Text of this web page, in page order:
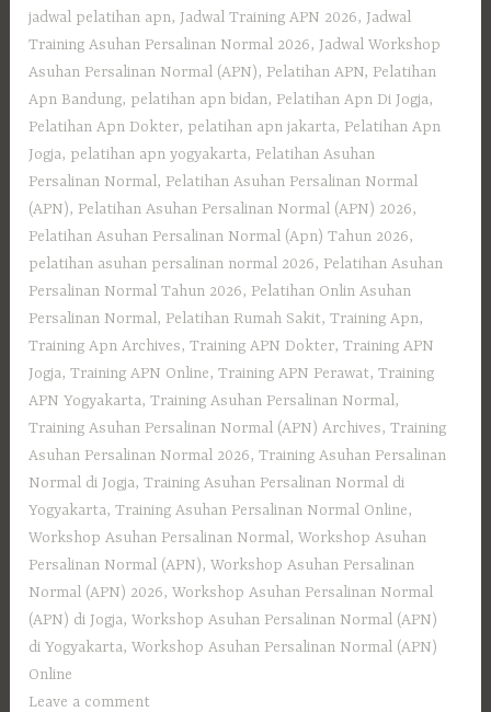
jadwal pelatihan apn, Jadwal Training APN 2026, Jadwal
Training Asuhan Persalinan Normal 2026, Jadwal Workshop
Asuhan Persalinan Normal (APN), Pelatihan APN, Pelatihan
Apn Bandung, pelatihan apn bidan, Pelatihan Apn Di Jogja,
Pelatihan Apn Dokter, pelatihan apn jakarta, Pelatihan Apn
Jogja, pelatihan apn yogyakarta, Pelatihan Asuhan
Persalinan Normal, Pelatihan Asuhan Persalinan Normal
(APN), Pelatihan Asuhan Persalinan Normal (APN) 2026,
Pelatihan Asuhan Persalinan Normal (Apn) Tahun 2026,
pelatihan asuhan persalinan normal 2026, Pelatihan Asuhan
Persalinan Normal Tahun 2026, Pelatihan Onlin Asuhan
Persalinan Normal, Pelatihan Rumah Sakit,Training Apn,
Training Apn Archives,Training APN Dokter,Training APN
Jogja,Training APN Online,Training APN Perawat,Training
APN Yogyakarta,Training Asuhan Persalinan Normal,
Training Asuhan Persalinan Normal (APN) Archives,Training
Asuhan Persalinan Normal 2026,Training Asuhan Persalinan
Normal di Jogja,Training Asuhan Persalinan Normal di
Yogyakarta,Training Asuhan Persalinan Normal Online,
Workshop Asuhan Persalinan Normal,Workshop Asuhan
Persalinan Normal (APN),Workshop Asuhan Persalinan
Normal (APN) 2026,Workshop Asuhan Persalinan Normal
(APN) di Jogja,Workshop Asuhan Persalinan Normal (APN)
di Yogyakarta,Workshop Asuhan Persalinan Normal (APN)
Online
Leave a comment